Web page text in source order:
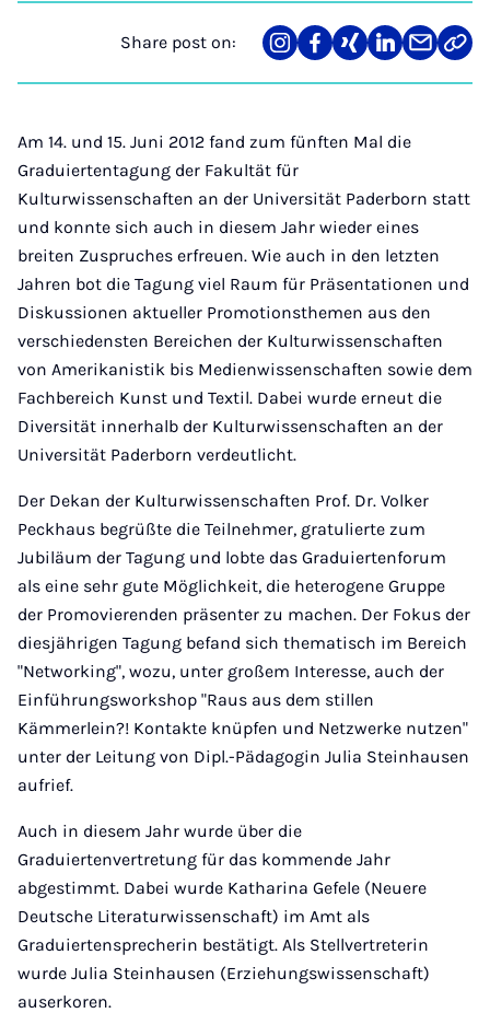
Share post on:
Share
on
Teilen
auf
Teilen
auf
Teilen
auf
Teilen
über
Link
Am 14. und 15. Juni 2012 fand zum fünften Mal die
Graduiertentagung der Fakultät für
Kulturwissenschaften an der Universität Paderborn statt
und konnte sich auch in diesem Jahr wieder eines
breiten Zuspruches erfreuen. Wie auch in den letzten
Jahren bot die Tagung viel Raum für Präsentationen und
Diskussionen aktueller Promotionsthemen aus den
verschiedensten Bereichen der Kulturwissenschaften
von Amerikanistik bis Medienwissenschaften sowie dem
Fachbereich Kunst und Textil. Dabei wurde erneut die
Diversität innerhalb der Kulturwissenschaften an der
Universität Paderborn verdeutlicht.
Der Dekan der Kulturwissenschaften Prof. Dr. Volker
Peckhaus begrüßte die Teilnehmer, gratulierte zum
Jubiläum der Tagung und lobte das Graduiertenforum
als eine sehr gute Möglichkeit, die heterogene Gruppe
der Promovierenden präsenter zu machen. Der Fokus der
diesjährigen Tagung befand sich thematisch im Bereich
"Networking", wozu, unter großem Interesse, auch der
Einführungsworkshop "Raus aus dem stillen
Kämmerlein?! Kontakte knüpfen und Netzwerke nutzen"
unter der Leitung von Dipl.-Pädagogin Julia Steinhausen
aufrief.
Auch in diesem Jahr wurde über die
Graduiertenvertretung für das kommende Jahr
abgestimmt. Dabei wurde Katharina Gefele (Neuere
Deutsche Literaturwissenschaft) im Amt als
Graduiertensprecherin bestätigt. Als Stellvertreterin
wurde Julia Steinhausen (Erziehungswissenschaft)
auserkoren.